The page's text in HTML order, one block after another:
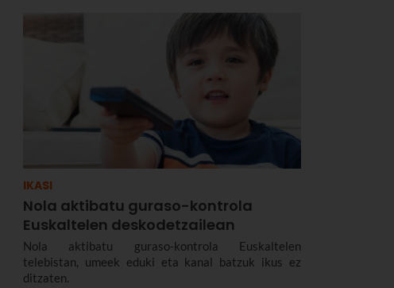
txartel mota dauden, nola eduki dezakezun Barik
familia ugarientzat, zenbat balio duen, zer tarifa
IKASI
Nola aktibatu guraso-kontrola
Euskaltelen deskodetzailean
Nola aktibatu guraso-kontrola Euskaltelen
telebistan, umeek eduki eta kanal batzuk ikus ez
ditzaten.